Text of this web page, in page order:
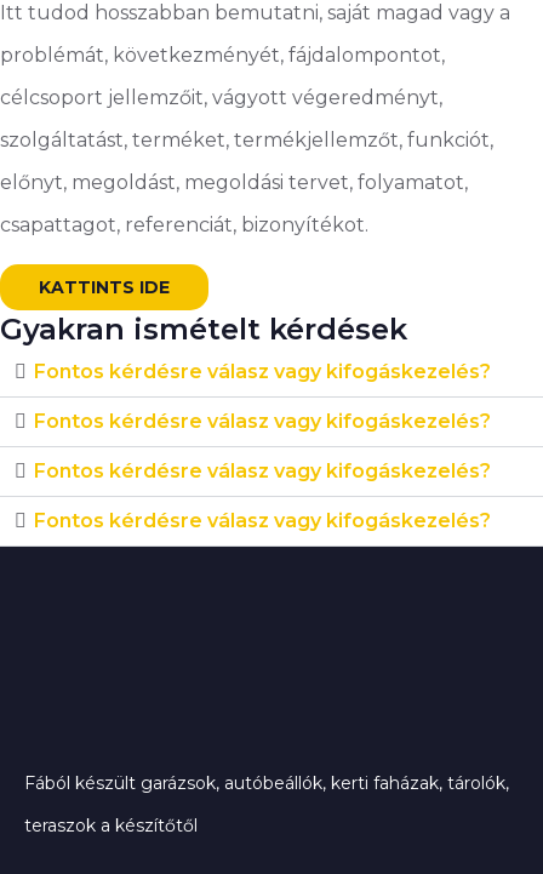
Itt tudod hosszabban bemutatni, saját magad vagy a
problémát, következményét, fájdalompontot,
célcsoport jellemzőit, vágyott végeredményt,
szolgáltatást, terméket, termékjellemzőt, funkciót,
előnyt, megoldást, megoldási tervet, folyamatot,
csapattagot, referenciát, bizonyítékot.
KATTINTS IDE
Gyakran ismételt kérdések
Fontos kérdésre válasz vagy kifogáskezelés?
Fontos kérdésre válasz vagy kifogáskezelés?
Fontos kérdésre válasz vagy kifogáskezelés?
Fontos kérdésre válasz vagy kifogáskezelés?
Fából készült garázsok, autóbeállók, kerti faházak, tárolók,
teraszok a készítőtől